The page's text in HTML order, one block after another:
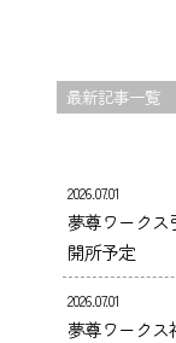
最新記事一覧
2026.07.01
夢尊ワーク
開所予定
2026.07.01
夢尊ワーク